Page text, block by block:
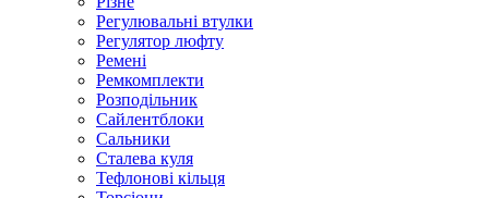
Регулювальні втулки
Регулятор люфту
Ремені
Ремкомплекти
Розподільник
Сайлентблоки
Сальники
Сталева куля
Тефлонові кільця